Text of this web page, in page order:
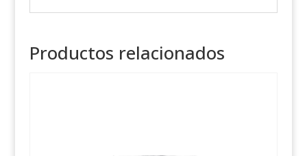
Productos relacionados